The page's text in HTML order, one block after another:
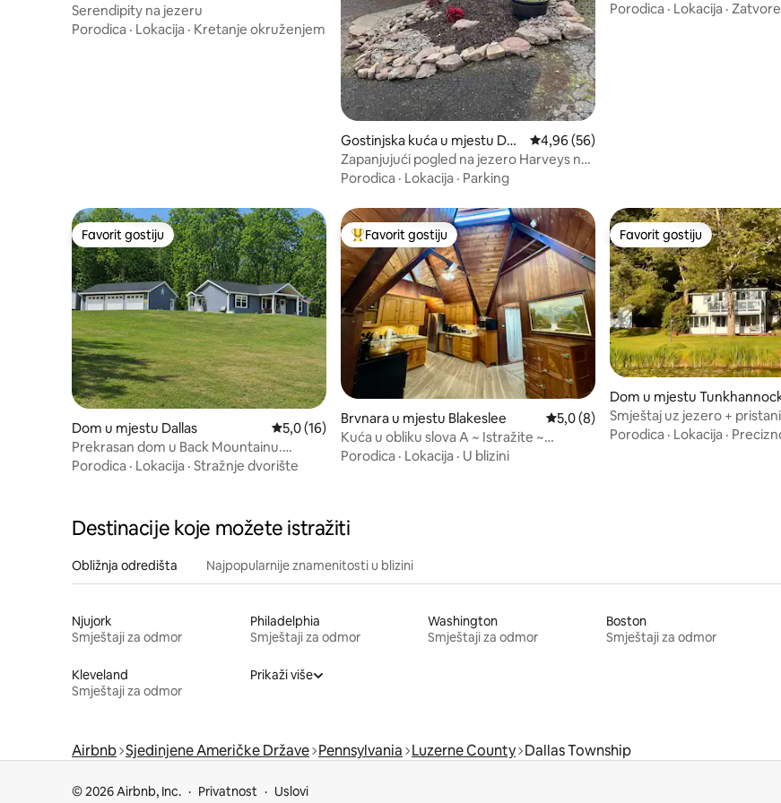
Serendipity na jezeru
Porodica · Lokacija · Kretanje okruženjem
Gostinjska kuća u mjestu Dall
as
Prosječna ocjena: 4,96 od 5, recenzija: 56
4,96 (56)
Zapanjujući pogled na jezero Harveys na
terasi Sunset
Porodica · Lokacija · Parking
Porodica · Lokacija ·
Favorit gostiju
Favorit gostiju
Dom u mjestu Dallas Prosječna ocjena: 5,0 od 5, recenzija: 16
5,0 (16)
Prekrasan dom u Back Mountainu.
Prihvatamo kućne ljubimce.
Porodica · Lokacija · Stražnje dvorište
Glavni favorit gostiju
Favorit gostiju
Brvnara u mjestu Blakeslee Prosječna ocjena: 5,0 od 5, recenzija: 8
5,0 (8)
Kuća u obliku slova A ~ Istražite ~
Pješačite i vozite bicikl ~ Jedinstvena
Porodica · Lokacija · U blizini
Favorit gostiju
Favorit gostiju
Dom u mjestu
Smještaj uz jezero +
kajakom
Porodica · Lokacija ·
Destinacije koje možete istražiti
Obližnja odredišta Najpopularnije znamenitosti u blizini
Njujork
Smještaji za odmor
Philadelphia
Smještaji za odmor
Washington
Smještaji za odmor
Boston
Smještaji za odmor
Kleveland
Smještaji za odmor
Prikaži više
Airbnb Sjedinjene Američke Države Pennsylvania Luzerne County Dallas Township
© 2026 Airbnb, Inc. Privatnost Uslovi